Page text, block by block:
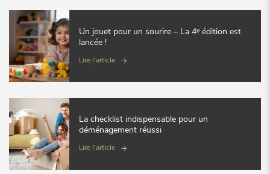
Un jouet pour un sourire – La 4ᵉ édition est
lancée !
Lire l'article
La checklist indispensable pour un
déménagement réussi
Lire l'article